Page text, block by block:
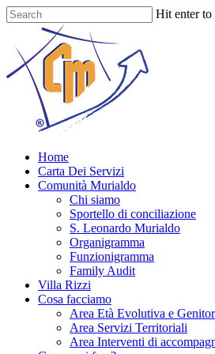
Skip
to
content
Hit enter to
Menu
Home
Carta Dei Servizi
Comunità Murialdo
Chi siamo
Sportello di conciliazione
S. Leonardo Murialdo
Organigramma
Funzionigramma
Family Audit
Villa Rizzi
Cosa facciamo
Area Età Evolutiva e
Area Servizi Territoriali
Area Interventi di